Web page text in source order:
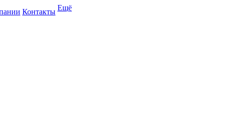
Контакты Ещё